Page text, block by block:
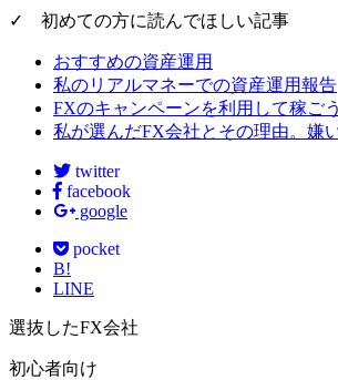
✓ 初めての方に読んでほしい記事
おすすめの資産運用
私のリアルマネーでの資産運用報告
FXのキャンペーンを利用して稼ごう
私が選んだFX会社とその理由。嫌
twitter
facebook
google
pocket
B!
LINE
選抜したFX会社
初心者向け